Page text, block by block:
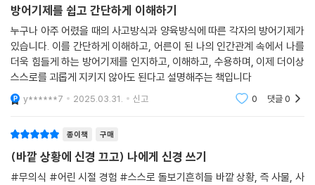
당신의 고민이 얼마나 깊든 바로 지금부터 바꿔 나갈 수 있습니다. 괜찮습
니다. 반드시 마음 깊이 행복을 느끼고, 차분하고 누그러진 마음과 몸으로
온화하게 살아갈 수 있게 됩니다. 나다운, 내가 원하는 인생을 살 수 있습니
다. 그 점을 잊지 말아 주세요.
--- p.193, 「인생은 자신에게 신경 쓰는 사람의 편입니다」 중에서
을 듣고 아무것도 하지 않는 상태로 있으면 비난을 받았던 경험이 원인인
경우가 있다.
“시간이 생겨 버리면 하고 싶은 일에 몰두할 수 있어요.”
이 상황을 두려워하는 사람도 있다. 시간적 여유가 많을수록 꼭 실현하고
싶은 목표, 이루고 싶은 꿈을 위한 도전을 할 수 있다. 하지만 막상 도전의
결과가 실패로 나타나서 자신의 가능성을 잃을까 봐 두려워 무의식적으로
시간이 없는 상황을 유지하려고 한다. 기사는 도전했지만 실패했다는 상처
에서 당신을 지키기 위해 늘 시간에 쫓기도록 행동하게 만들었던 것이다.
방어기제를 쉽고 간단하게 이해하기
누구나 아주 어렸을 때의 사고방식과 양육방식에 따른 각자의 방어기제가
있습니다. 이를 간단하게 이해하고, 어른이 된 나의 인간관계 속에서 나를
더욱 힘들게 하는 방어기제를 인지하고, 이해하고, 수용하며, 이제 더이상
스스로를 괴롭게 지키지 않아도 된다고 설명해주는 책입니다
y******7 2025.03.31. 신고 0 댓글0
종이책 구매
(바깥 상황에 신경 끄고) 나에게 신경 쓰기
#무의식 #어린 시절 경험 #스스로 돌보기흔히들 바깥 상황, 즉 사물, 사